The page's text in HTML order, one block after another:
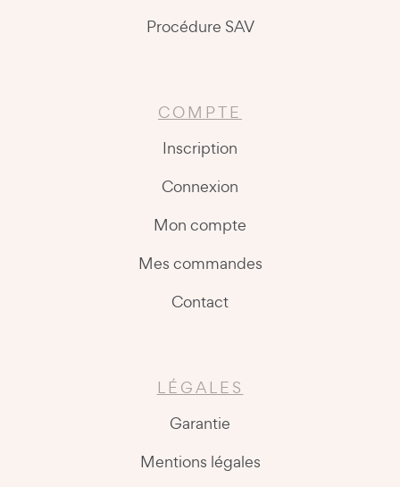
Procédure SAV
COMPTE
Inscription
Connexion
Mon compte
Mes commandes
Contact
LÉGALES
Garantie
Mentions légales